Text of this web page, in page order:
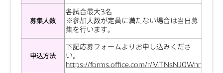
募集人数
各試合最大3名
※参加人数が定員に満たない場合は当日募
集を行います。
申込方法
下記応募フォームよりお申し込みくださ
い。
https://forms.office.com/r/MTNsNJ0Wnr